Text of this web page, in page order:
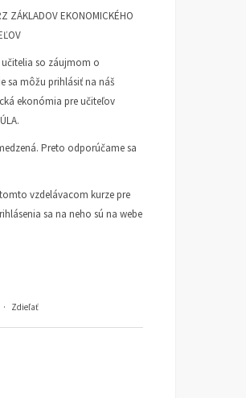
ZÁKLADOV EKONOMICKÉHO
so záujmom o
sa môžu prihlásiť na náš
ekonómia pre učiteľov
Preto odporúčame sa
vzdelávacom kurze pre
sa na neho sú na webe
· Zdieľať